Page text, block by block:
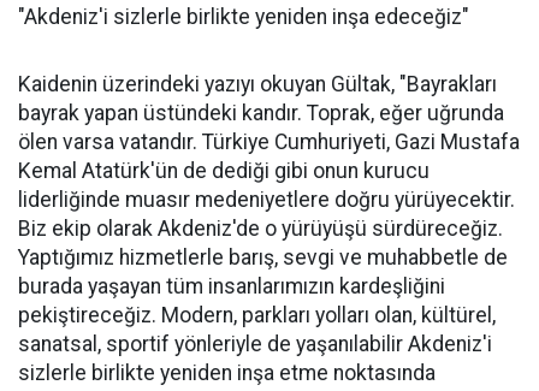
"Akdeniz'i sizlerle birlikte yeniden inşa edeceğiz"
Kaidenin üzerindeki yazıyı okuyan Gültak, "Bayrakları
bayrak yapan üstündeki kandır. Toprak, eğer uğrunda
ölen varsa vatandır. Türkiye Cumhuriyeti, Gazi Mustafa
Kemal Atatürk'ün de dediği gibi onun kurucu
liderliğinde muasır medeniyetlere doğru yürüyecektir.
Biz ekip olarak Akdeniz'de o yürüyüşü sürdüreceğiz.
Yaptığımız hizmetlerle barış, sevgi ve muhabbetle de
burada yaşayan tüm insanlarımızın kardeşliğini
pekiştireceğiz. Modern, parkları yolları olan, kültürel,
sanatsal, sportif yönleriyle de yaşanılabilir Akdeniz'i
sizlerle birlikte yeniden inşa etme noktasında